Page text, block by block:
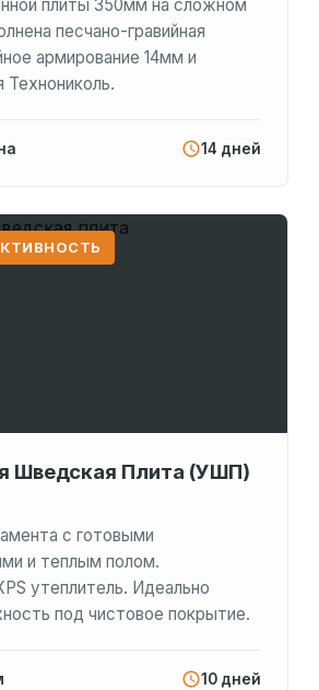
плиты 350мм на сложном
песчано-гравийная
армирование 14мм и
Технониколь.
14 дней
Шведская Плита (УШП)
с готовыми
и теплым полом.
утеплитель. Идеально
под чистовое покрытие.
10 дней